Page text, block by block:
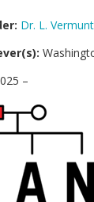
Dr. L. Vermunt
–